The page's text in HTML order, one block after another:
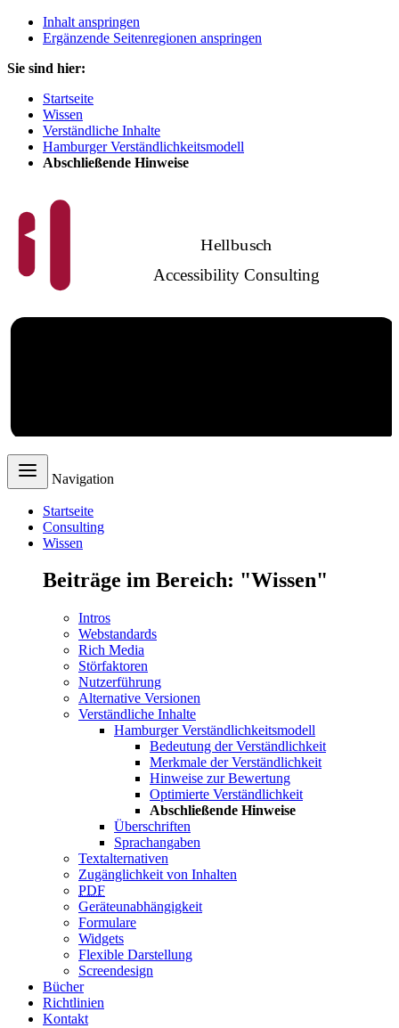
Inhalt anspringen
Ergänzende Seitenregionen anspringen
Sie sind hier:
Startseite
Wissen
Verständliche Inhalte
Hamburger Verständlichkeitsmodell
Abschließende Hinweise
Hellbusch
Accessibility Consulting
Navigation
Startseite
Consulting
Wissen
Beiträge im Bereich: "Wissen"
Intros
Webstandards
Rich Media
Störfaktoren
Nutzerführung
Alternative Versionen
Verständliche Inhalte
Hamburger Verständlichkeitsmodell
Bedeutung der Verständlichkeit
Merkmale der Verständlichkeit
Hinweise zur Bewertung
Optimierte Verständlichkeit
Abschließende Hinweise
Überschriften
Sprachangaben
Textalternativen
Zugänglichkeit von Inhalten
PDF
Geräteunabhängigkeit
Formulare
Widgets
Flexible Darstellung
Screendesign
Bücher
Richtlinien
Kontakt